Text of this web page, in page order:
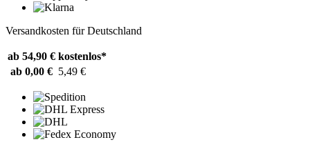
Versandkosten für Deutschland
ab 54,90 € kostenlos*
ab 0,00 € 5,49 €